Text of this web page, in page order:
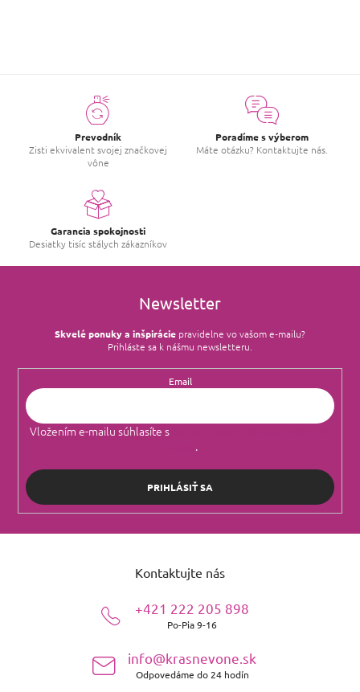
Prevodník
Zisti ekvivalent svojej značkovej
vône
Poradíme s výberom
Máte otázku? Kontaktujte nás.
Garancia spokojnosti
Desiatky tisíc stálych zákazníkov
Newsletter
Skvelé ponuky a inšpirácie pravidelne vo vašom e‑mailu?
Prihláste sa k nášmu newsletteru.
Email
Vložením e-mailu súhlasíte s
.
PRIHLÁSIŤ SA
Kontaktujte nás
+421 222 205 898
Po-Pia 9-16
info@krasnevone.sk
Odpovedáme do 24 hodín